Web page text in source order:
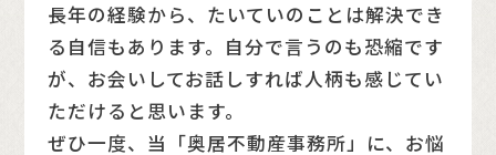
長年の経験から、たいていのことは解決でき
る自信もあります。自分で言うのも恐縮です
が、お会いしてお話しすれば人柄も感じてい
ただけると思います。
ぜひ一度、当「奥居不動産事務所」に、お悩